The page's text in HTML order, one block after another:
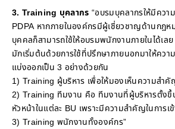
3. Training บุคลากร “อบรมบุคลากรให้มีความ
PDPA หากภายในองค์กรมีผู้เชี่ยวชาญด้านกฎ
บุคคลก็สามารถใช้ให้อบรมพนักงานภายในได้เ
มักเริ่มต้นด้วยการใช้ที่ปรึกษาภายนอกมาให้คว
แบ่งออกเป็น 3 อย่างด้วยกัน
1) Training ผู้บริหาร เพื่อให้มองเห็นความสำ
2) Training ทีมงาน คือ ทีมงานที่ผู้บริหารตั้งขึ้
หัวหน้าในแต่ละ BU เพราะมีความสำคัญในการ
3) Training พนักงานทั้งองค์กร”